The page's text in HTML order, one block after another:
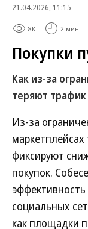
21.04.2026, 11:15
8K 2 мин.
Покупки
Как из-за
теряют трафик
Из-за
фиксируют
покупок.
социальных
как площадки